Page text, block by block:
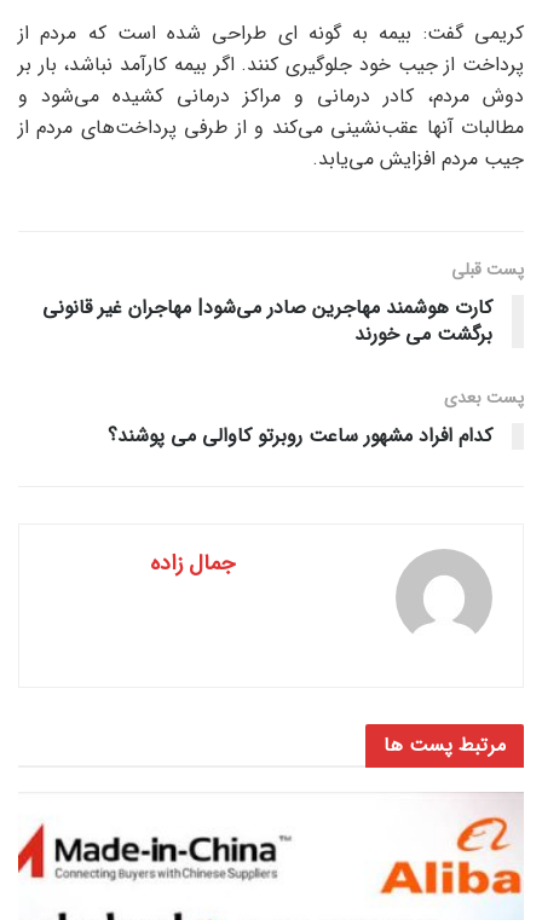
کریمی گفت: بیمه به گونه ای طراحی شده است که مردم از
پرداخت از جیب خود جلوگیری کنند. اگر بیمه کارآمد نباشد، بار بر
دوش مردم، کادر درمانی و مراکز درمانی کشیده می‌شود و
مطالبات آنها عقب‌نشینی می‌کند و از طرفی پرداخت‌های مردم از
جیب مردم افزایش می‌یابد.
پست قبلی
کارت هوشمند مهاجرین صادر می‌شود| مهاجران غیر قانونی
برگشت می خورند
پست‌ بعدی
کدام افراد مشهور ساعت روبرتو کاوالی می پوشند؟
جمال زاده
مرتبط پست ها